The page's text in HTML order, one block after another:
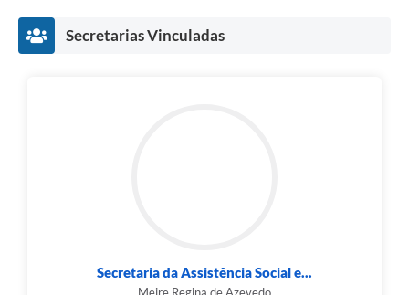
Secretarias Vinculadas
Secretaria da Assistência Social e...